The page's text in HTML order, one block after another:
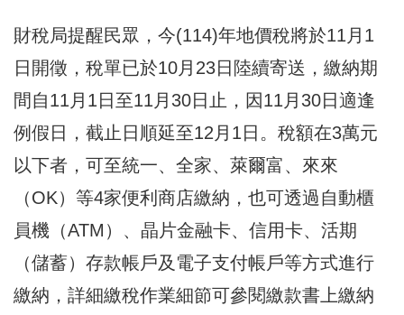
財稅局提醒民眾，今(114)年地價稅將於11月1
日開徵，稅單已於10月23日陸續寄送，繳納期
間自11月1日至11月30日止，因11月30日適逢
例假日，截止日順延至12月1日。稅額在3萬元
以下者，可至統一、全家、萊爾富、來來
（OK）等4家便利商店繳納，也可透過自動櫃
員機（ATM）、晶片金融卡、信用卡、活期
（儲蓄）存款帳戶及電子支付帳戶等方式進行
繳納，詳細繳稅作業細節可參閱繳款書上繳納